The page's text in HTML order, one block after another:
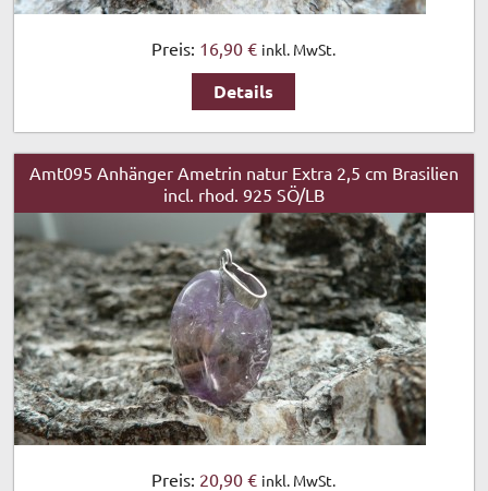
Preis: 16,90 € inkl. MwSt.
Details
Amt095 Anhänger Ametrin natur Extra 2,5 cm Brasilien
incl. rhod. 925 SÖ/LB
Preis: 20,90 € inkl. MwSt.